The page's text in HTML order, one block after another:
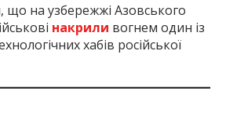
що на узбережжі Азовського
накрили вогнем один із
хабів російської